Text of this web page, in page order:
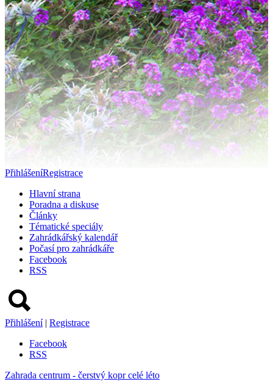
PřihlášeníRegistrace
Hlavní strana
Poradna a diskuse
Články
Tématické speciály
Zahrádkářský kalendář
Počasí pro zahrádkáře
Facebook
RSS
Přihlášení | Registrace
Facebook
RSS
Zahrada centrum - čerstvý kopr celé léto